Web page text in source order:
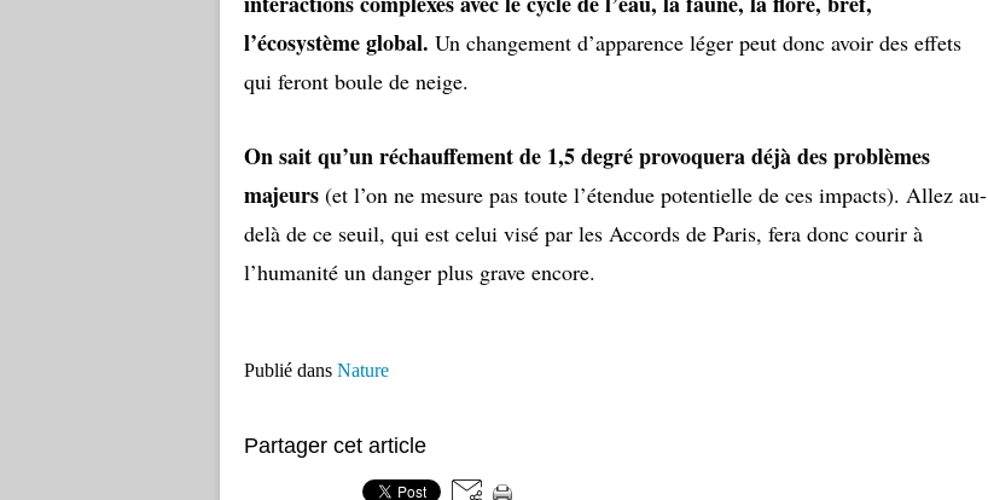
l’écosystème global. Un changement d’apparence léger peut donc avoir des effets
qui feront boule de neige.
On sait qu’un réchauffement de 1,5 degré provoquera déjà des problèmes
majeurs (et l’on ne mesure pas toute l’étendue potentielle de ces impacts). Allez au-
delà de ce seuil, qui est celui visé par les Accords de Paris, fera donc courir à
l’humanité un danger plus grave encore.
Publié dans Nature
Partager cet article